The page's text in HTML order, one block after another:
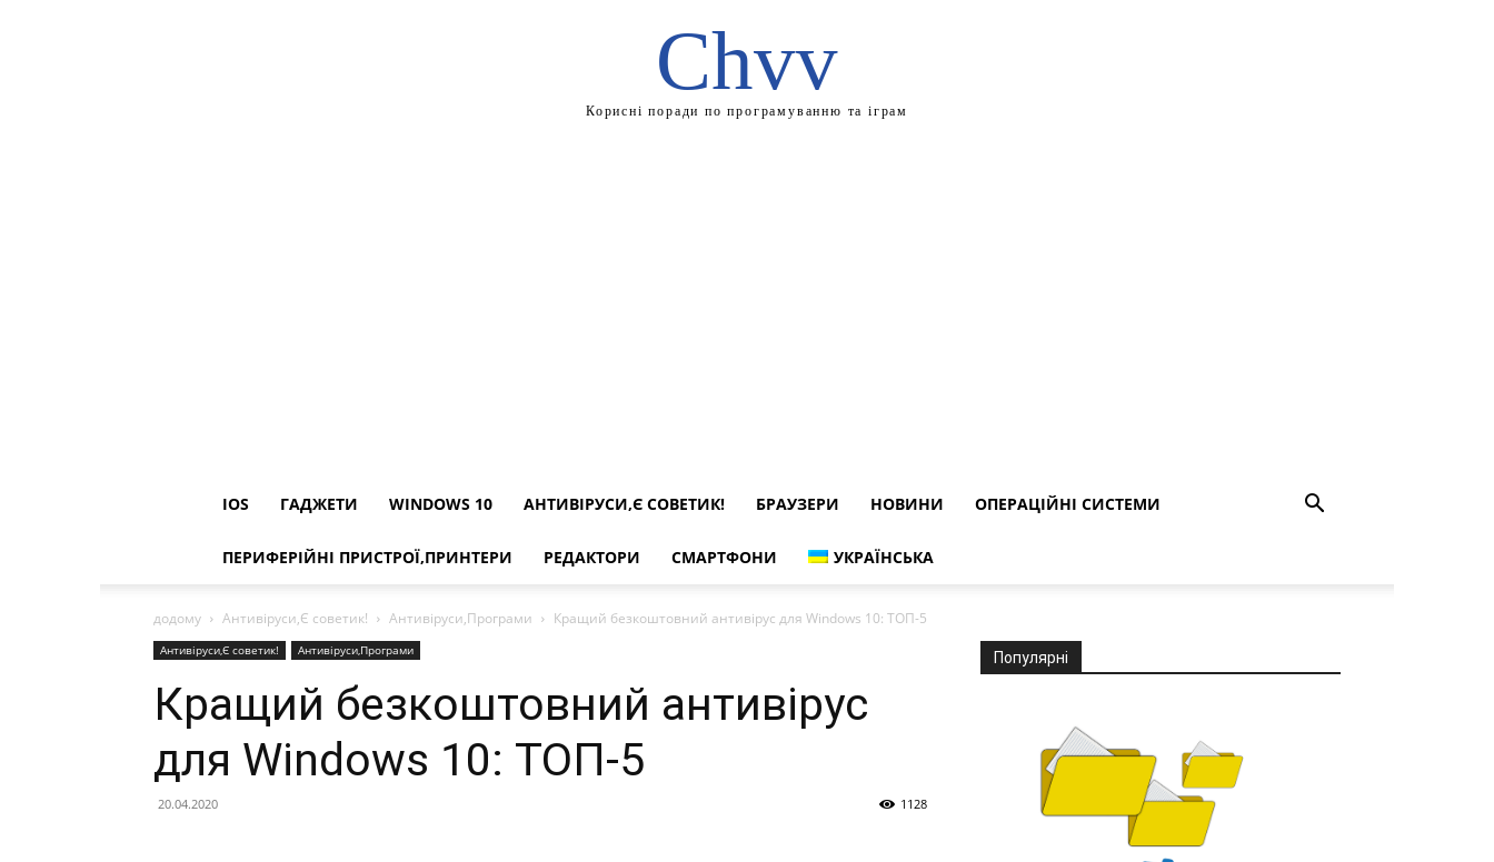
Chvv
Корисні поради по програмуванню та іграм
IOS ГАДЖЕТИ WINDOWS 10 АНТИВІРУСИ,Є СОВЕТИК! БРАУЗЕРИ НОВИНИ ОПЕРАЦІЙНІ СИСТЕМИ
ПЕРИФЕРІЙНІ ПРИСТРОЇ,ПРИНТЕРИ РЕДАКТОРИ СМАРТФОНИ УКРАЇНСЬКА
додому Антивіруси,Є советик! Антивіруси,Програми Кращий безкоштовний антивірус для Windows 10: ТОП-5
Антивіруси,Є советик! Антивіруси,Програми
Кращий безкоштовний антивірус
для Windows 10: ТОП-5
20.04.2020 1128
Популярні